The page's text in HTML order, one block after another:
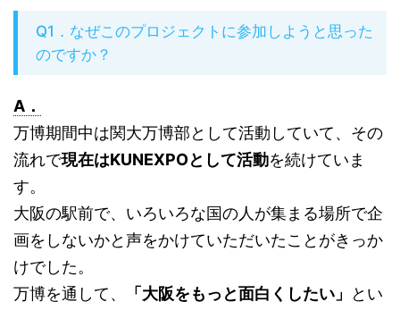
Q1．なぜこのプロジェクトに参加しようと思った
のですか？
A．
万博期間中は関大万博部として活動していて、その
流れで現在はKUNEXPOとして活動を続けていま
す。
大阪の駅前で、いろいろな国の人が集まる場所で企
画をしないかと声をかけていただいたことがきっか
けでした。
万博を通して、
「大阪をもっと面白くしたい」
とい